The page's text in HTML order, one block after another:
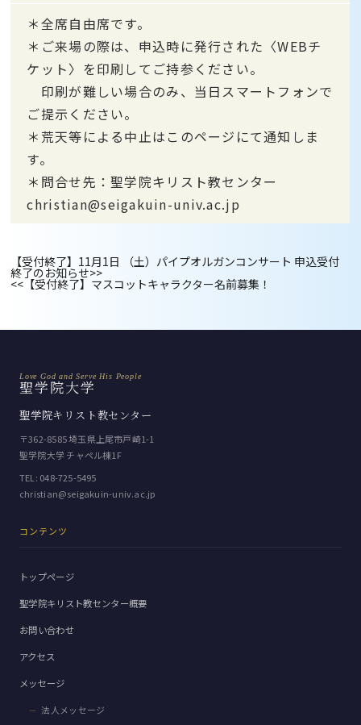
＊全席自由席です。
＊ご来場の際は、申込時に発行された〈WEBチ
ケット〉を印刷してご持参ください。
印刷が難しい場合のみ、 当日スマートフォンで
ご提示ください。
＊荒天等による中止はこのページにて通知しま
す。
＊問合せ先：聖学院キリスト教センター
christian@seigakuin-univ.ac.jp
【受付終了】11月1日 （土）パイプオルガンコンサート 申込受付
終了のお知らせ>>
<< 【受付終了】マスコットキャラクター名前募集！
Love God and Serve His People
聖学院大学
聖学院キリスト教センター
〒362-8585 埼玉県上尾市戸崎1-1
聖学院大学 チャペル棟1F
TEL: 048-725-5495
christian@seigakuin-univ.ac.jp
コンテンツ
トップページ
聖学院キリスト教センター概要
お問い合わせ
アクセス
メッセージ
法人メッセージ